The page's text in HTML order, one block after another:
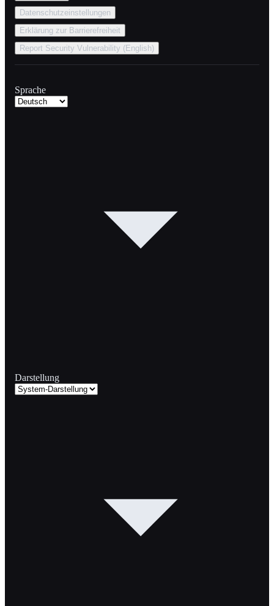
Datenschutzeinstellungen
Erklärung zur Barrierefreiheit
Report Security Vulnerability (English)
Sprache
Darstellung